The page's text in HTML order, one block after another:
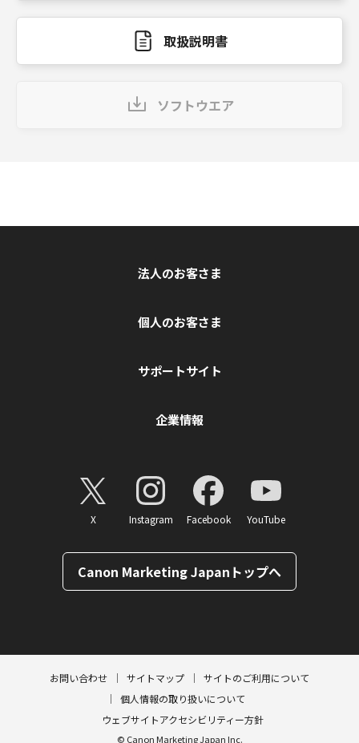
取扱説明書
ソフトウエア
法人のお客さま
個人のお客さま
サポートサイト
企業情報
X Instagram Facebook YouTube
Canon Marketing Japanトップへ
お問い合わせ サイトマップ
サイトのご利用について
個人情報の取り扱いについて
ウェブサイトアクセシビリティー方針
© Canon Marketing Japan Inc.